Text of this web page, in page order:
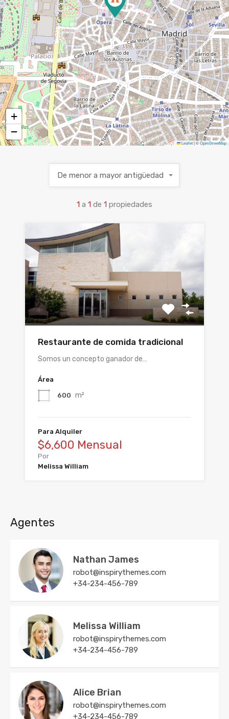
+
−
Leaflet|©OpenStreetMap
1 a 1 de 1 propiedades
De menor a mayor antigüedad
Restaurante de comida tradicional
Somos un concepto ganador de…
Área
600 m²
Para Alquiler
$6,600 Mensual
Por
Melissa William
Agentes
Nathan James
robot@inspirythemes.com
+34-234-456-789
Melissa William
robot@inspirythemes.com
+34-234-456-789
Alice Brian
robot@inspirythemes.com
+34-234-456-789